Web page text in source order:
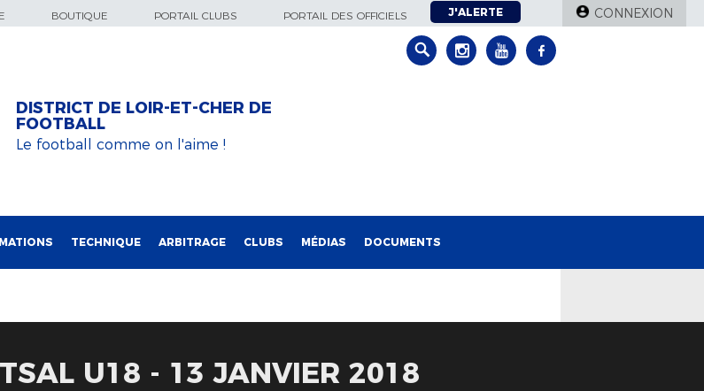
BOUTIQUE PORTAIL CLUBS PORTAIL DES OFFICIELS J'ALERTE CONNEXION
DISTRICT DE LOIR-ET-CHER DE
FOOTBALL
Le football comme on l'aime !
TECHNIQUE ARBITRAGE CLUBS MÉDIAS DOCUMENTS
U18 - 13 JANVIER 2018